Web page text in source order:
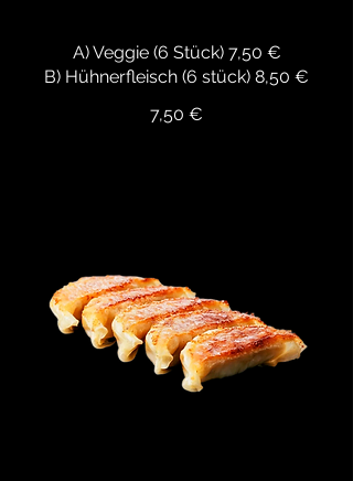
A) Veggie (6 Stück) 7,50 €
7,50 €